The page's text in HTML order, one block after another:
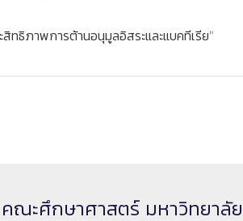
ทธิภาพการต้านอนุมูลอิสระและแบคทีเรีย"
คณะศึกษาศาสตร์ มหาวิทยา